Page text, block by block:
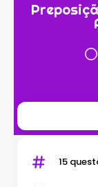
15